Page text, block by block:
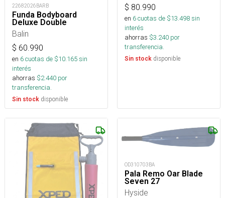
22682026BARB
Funda Bodyboard
Deluxe Double
Balin
$ 60.990
en 6cuotas de $10.165sin
interés
ahorras $2.440 por
transferencia.
Sin stock disponible
$ 80.990
en 6cuotas de $13.498sin
interés
ahorras $3.240 por
transferencia.
Sin stock disponible
OD310703BA
Pala Remo Oar Blade
Seven 27
Hyside